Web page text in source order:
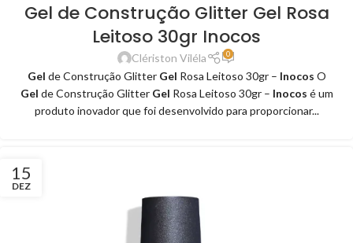
Gel de Construção Glitter Gel Rosa
Leitoso 30gr Inocos
Clériston Viléla 0
Gel de Construção Glitter Gel Rosa Leitoso 30gr – Inocos O
Gel de Construção Glitter Gel Rosa Leitoso 30gr – Inocos é um
produto inovador que foi desenvolvido para proporcionar...
15
DEZ